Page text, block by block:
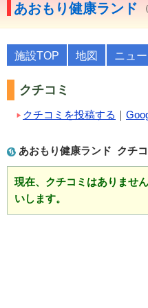
あおもり健康ランド
施設TOP 地図 ニュー
クチコミ
クチコミを投稿する ｜
あおもり健康ランド クチコ
現在、クチコミはありませ
いします。